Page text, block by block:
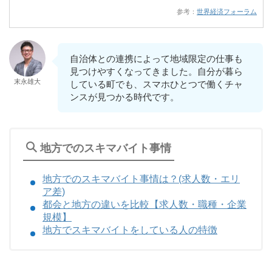
参考： 世界経済フォーラム
末永雄大
自治体との連携によって地域限定の仕事も
見つけやすくなってきました。自分が暮ら
している町でも、スマホひとつで働くチャ
ンスが見つかる時代です。
地方でのスキマバイト事情
地方でのスキマバイト事情は？(求人数・エリ
ア差)
都会と地方の違いを比較【求人数・職種・企業
規模】
地方でスキマバイトをしている人の特徴